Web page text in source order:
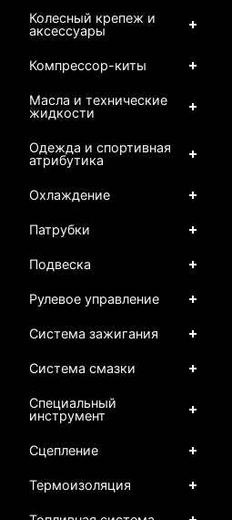
Колесный крепеж и
аксессуары
Компрессор-киты
Масла и технические
жидкости
Одежда и спортивная
атрибутика
Охлаждение
Патрубки
Подвеска
Рулевое управление
Система зажигания
Система смазки
Специальный
инструмент
Сцепление
Термоизоляция